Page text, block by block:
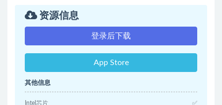
资源信息
登录后下载
App Store
其他信息
Intel芯片 ✅